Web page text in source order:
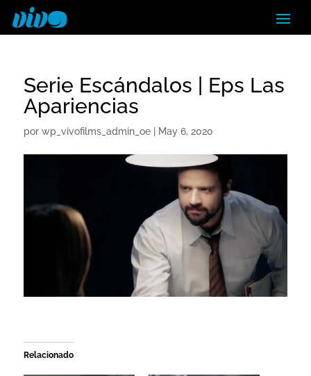
Serie Escándalos | Eps Las
Apariencias
por wp_vivofilms_admin_oe| May 6, 2020
Relacionado